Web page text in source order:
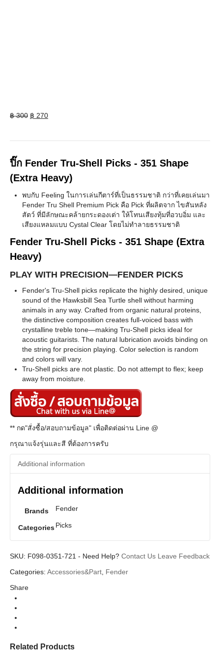
฿300 Original
฿ 270Current
ปิ๊ก Fender Tru-Shell Picks - 351 Shape
(Extra Heavy)
พบกับ Feeling ในการเล่นกีตาร์ที่เป็นธรรมชาติ กว่าที่เคยเล่นมา
Fender Tru Shell Premium Pick คือ Pick ที่ผลิตจาก ไขสันหลัง
สัตว์ ที่มีลักษณะคล้ายกระดองเต่า ให้โทนเสียงทุ้มที่อวบอิ่ม และ
เสียงแหลมแบบ Cystal Clear โดยไม่ทำลายธรรมชาติ
Fender Tru-Shell Picks - 351 Shape (Extra
Heavy)
PLAY WITH PRECISION—FENDER PICKS
Fender's Tru-Shell picks replicate the highly desired, unique
sound of the Hawksbill Sea Turtle shell without harming
animals in any way. Crafted from organic natural proteins,
the distinctive composition creates full-voiced bass with
crystalline treble tone—making Tru-Shell picks ideal for
acoustic guitarists. The natural lubrication avoids binding on
the string for precision playing. Color selection is random
and colors will vary.
Tru-Shell picks are not plastic. Do not attempt to flex; keep
away from moisture.
** กด"สั่งซื้อ/สอบถามข้อมูล" เพื่อติดต่อผ่าน Line @
กรุณาแจ้งรุ่นและสี ที่ต้องการครับ
Additional information
Additional information
Brands Fender
CategoriesPicks
SKU: F098-0351-721 - Need Help? Contact Us Leave Feedback
Categories: Accessories&Part, Fender
Share
Related Products